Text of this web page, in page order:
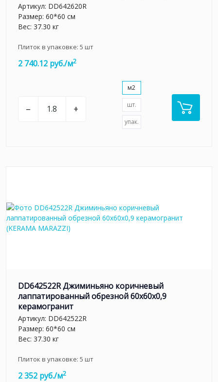
Артикул: DD642620R
Размер: 60*60 см
Вес: 37.30 кг
Плиток в упаковке: 5 шт
2 740.12 руб./м2
– +
м2
шт.
упак.
DD642522R Джиминьяно коричневый
лаппатированный обрезной 60х60x0,9
керамогранит
Артикул: DD642522R
Размер: 60*60 см
Вес: 37.30 кг
Плиток в упаковке: 5 шт
2 352 руб./м2